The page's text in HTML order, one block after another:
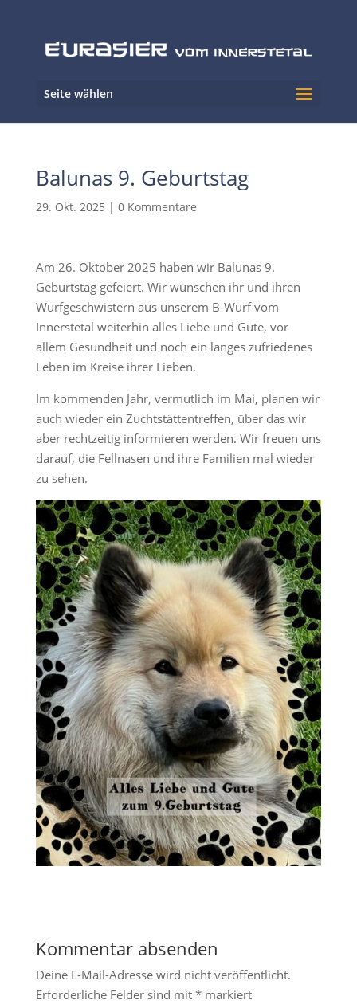
Seite wählen
Balunas 9. Geburtstag
29. Okt. 2025 | 0 Kommentare
Am 26. Oktober 2025 haben wir Balunas 9.
Geburtstag gefeiert. Wir wünschen ihr und ihren
Wurfgeschwistern aus unserem B-Wurf vom
Innerstetal weiterhin alles Liebe und Gute, vor
allem Gesundheit und noch ein langes zufriedenes
Leben im Kreise ihrer Lieben.
Im kommenden Jahr, vermutlich im Mai, planen wir
auch wieder ein Zuchtstättentreffen, über das wir
aber rechtzeitig informieren werden. Wir freuen uns
darauf, die Fellnasen und ihre Familien mal wieder
zu sehen.
Kommentar absenden
Deine E-Mail-Adresse wird nicht veröffentlicht.
Erforderliche Felder sind mit *markiert